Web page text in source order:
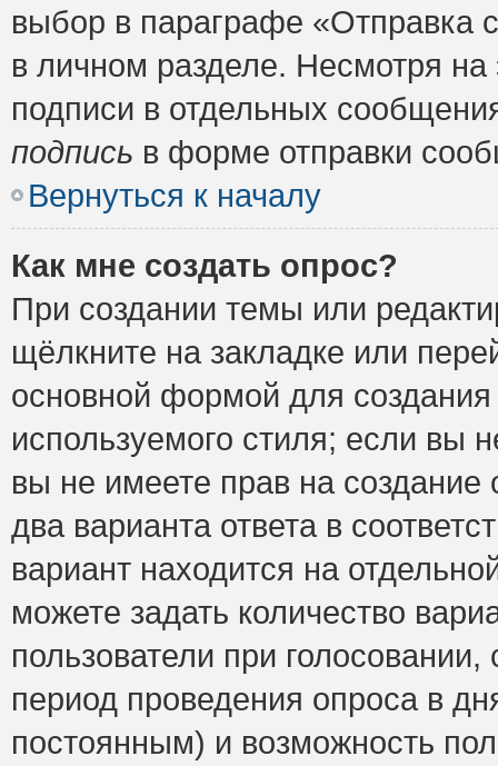
выбор в параграфе «Отправка
в личном разделе. Несмотря
подписи в отдельных
подпись в форме отправки
Вернуться к началу
Как мне создать опрос?
При создании темы или
щёлкните на закладке или
основной формой для
используемого стиля; если вы
вы не имеете прав на
два варианта ответа в
вариант находится на
можете задать количество
пользователи при
период проведения опроса в
постоянным) и возможность